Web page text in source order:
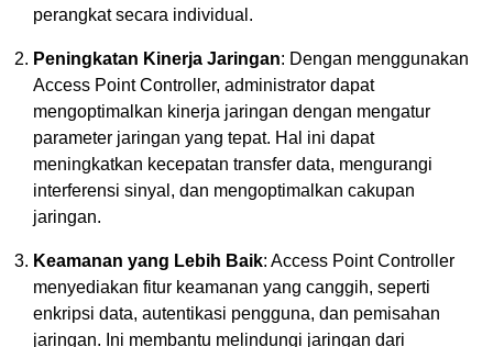
perangkat secara individual.
Peningkatan Kinerja Jaringan: Dengan menggunakan
Access Point Controller, administrator dapat
mengoptimalkan kinerja jaringan dengan mengatur
parameter jaringan yang tepat. Hal ini dapat
meningkatkan kecepatan transfer data, mengurangi
interferensi sinyal, dan mengoptimalkan cakupan
jaringan.
Keamanan yang Lebih Baik: Access Point Controller
menyediakan fitur keamanan yang canggih, seperti
enkripsi data, autentikasi pengguna, dan pemisahan
jaringan. Ini membantu melindungi jaringan dari